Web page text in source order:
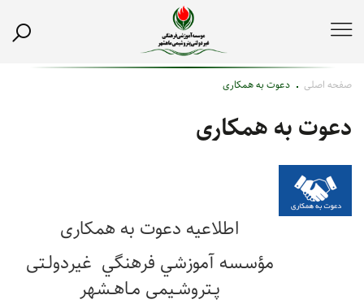
صفحه اصلی دعوت به همکاری
دعوت به همکاری
اطلاعیه دعوت به همکاری
مؤسسه آموزشي فرهنگي غيردولـتی
پـتروشـیمی مـاهـشهر